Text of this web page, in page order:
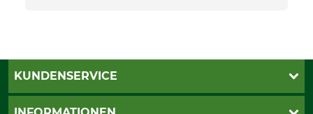
KUNDENSERVICE
Katalogbestellung